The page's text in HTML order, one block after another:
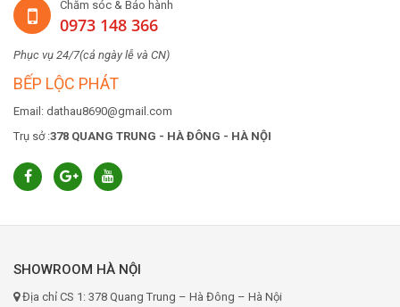
Chăm sóc & Bảo hành
0973 148 366
Phục vụ 24/7(cả ngày lễ và CN)
BẾP LỘC PHÁT
Email: dathau8690@gmail.com
Trụ sở :378 QUANG TRUNG - HÀ ĐÔNG - HÀ NỘI
SHOWROOM HÀ NỘI
Địa chỉ CS 1: 378 Quang Trung – Hà Đông – Hà Nội